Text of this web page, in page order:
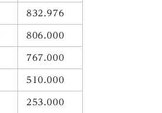
832.976
806.000
767.000
510.000
253.000